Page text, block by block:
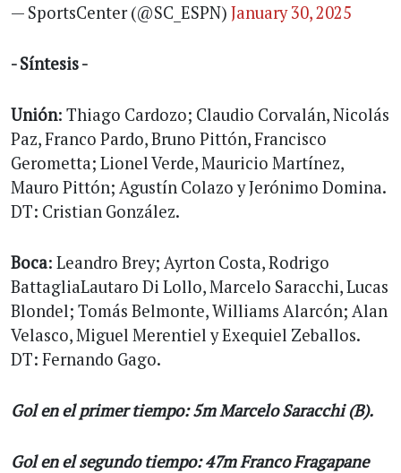
— SportsCenter (@SC_ESPN) January 30, 2025
- Síntesis -
Unión: Thiago Cardozo; Claudio Corvalán, Nicolás
Paz, Franco Pardo, Bruno Pittón, Francisco
Gerometta; Lionel Verde, Mauricio Martínez,
Mauro Pittón; Agustín Colazo y Jerónimo Domina.
DT: Cristian González.
Boca: Leandro Brey; Ayrton Costa, Rodrigo
BattagliaLautaro Di Lollo, Marcelo Saracchi, Lucas
Blondel; Tomás Belmonte, Williams Alarcón; Alan
Velasco, Miguel Merentiel y Exequiel Zeballos.
DT: Fernando Gago.
Gol en el primer tiempo: 5m Marcelo Saracchi (B).
Gol en el segundo tiempo: 47m Franco Fragapane